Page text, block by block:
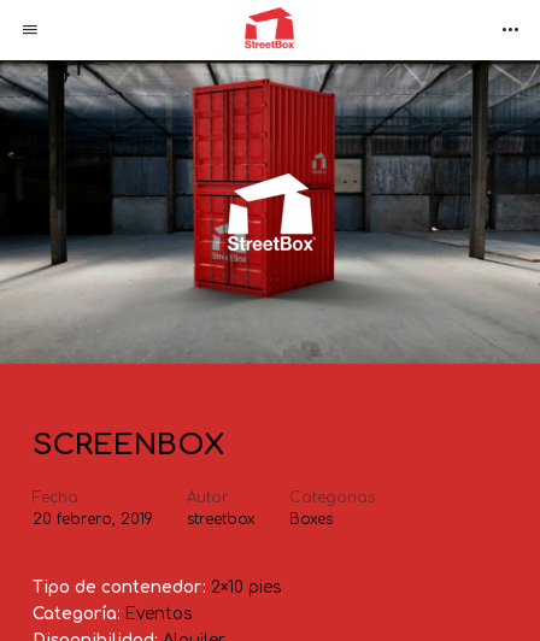
SCREENBOX
Fecha
20 febrero, 2019
Autor
streetbox
Categorias
Boxes
Tipo de contenedor: 2×10 pies
Categoría: Eventos